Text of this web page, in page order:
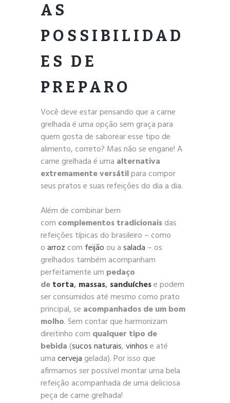
AS
POSSIBILIDAD
ES DE
PREPARO
Você deve estar pensando que a carne
grelhada é uma opção sem graça para
quem gosta de saborear esse tipo de
alimento, correto? Mas não se engane! A
carne grelhada é uma alternativa
extremamente versátilpara compor
seus pratos e suas refeições do dia a dia.
Além de combinar bem
com complementos tradicionaisdas
refeições típicas do brasileiro – como
oarrozcom feijão ou asalada – os
grelhados também acompanham
perfeitamente um pedaço
detorta, massas, sanduíchese podem
ser consumidos até mesmo como prato
principal, se acompanhados de um bom
molho. Sem contar que harmonizam
direitinho com qualquer tipo de
bebida(sucos naturais,vinhose até
umacervejagelada). Por isso que
afirmamos ser possível montar uma bela
refeição acompanhada de uma deliciosa
peça de carne grelhada!